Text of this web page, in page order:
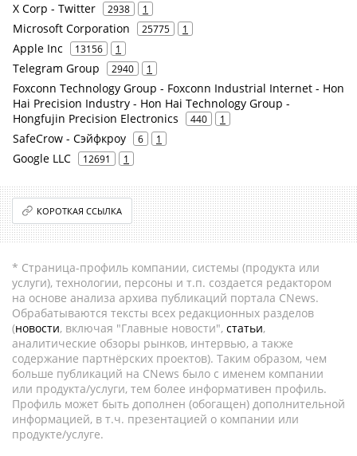
X Corp - Twitter 2938 1
Microsoft Corporation 25775 1
Apple Inc 13156 1
Telegram Group 2940 1
Foxconn Technology Group - Foxconn Industrial Internet - Hon
Hai Precision Industry - Hon Hai Technology Group -
Hongfujin Precision Electronics
440 1
SafeCrow - Сэйфкроу 6 1
Google LLC 12691 1
КОРОТКАЯ ССЫЛКА
* Страница-профиль компании, системы (продукта или
услуги), технологии, персоны и т.п. создается редактором
на основе анализа архива публикаций портала CNews.
Обрабатываются тексты всех редакционных разделов
(новости, включая "Главные новости", статьи,
аналитические обзоры рынков, интервью, а также
содержание партнёрских проектов). Таким образом, чем
больше публикаций на CNews было с именем компании
или продукта/услуги, тем более информативен профиль.
Профиль может быть дополнен (обогащен) дополнительной
информацией, в т.ч. презентацией о компании или
продукте/услуге.